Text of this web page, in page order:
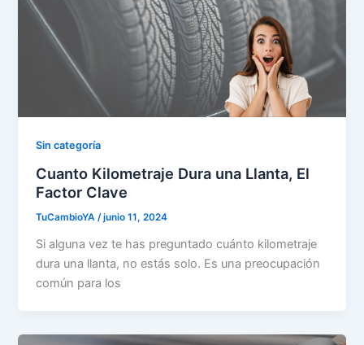
Sin categoría
Cuanto Kilometraje Dura una Llanta, El
Factor Clave
TuCambioYA /junio 11, 2024
Si alguna vez te has preguntado cuánto kilometraje
dura una llanta, no estás solo. Es una preocupación
común para los